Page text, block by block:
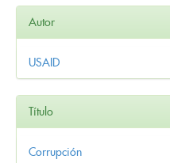
Autor
USAID
Título
Corrupción